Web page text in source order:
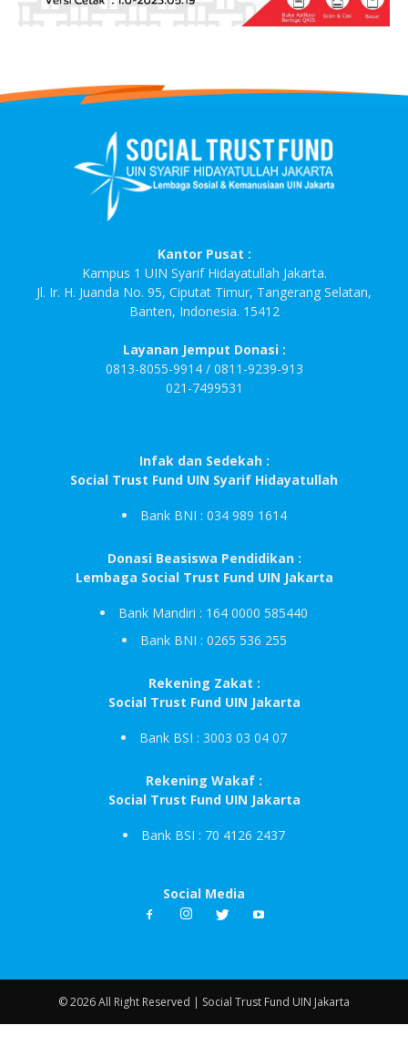
Kantor Pusat :
Kampus 1 UIN Syarif Hidayatullah Jakarta.
Jl. Ir. H. Juanda No. 95, Ciputat Timur, Tangerang Selatan,
Banten, Indonesia. 15412
Layanan Jemput Donasi :
0813-8055-9914 / 0811-9239-913
021-7499531
Infak dan Sedekah :
Social Trust Fund UIN Syarif Hidayatullah
Bank BNI : 034 989 1614
Donasi Beasiswa Pendidikan :
Lembaga Social Trust Fund UIN Jakarta
Bank Mandiri : 164 0000 585440
Bank BNI : 0265 536 255
Rekening Zakat :
Social Trust Fund UIN Jakarta
Bank BSI : 3003 03 04 07
Rekening Wakaf :
Social Trust Fund UIN Jakarta
Bank BSI : 70 4126 2437
Social Media
© 2026 All Right Reserved | Social Trust Fund UIN Jakarta